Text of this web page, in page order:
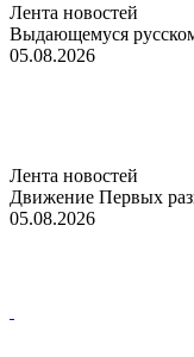
Лента новостей
Выдающемуся
05.08.2026
Лента новостей
Движение Первых
05.08.2026